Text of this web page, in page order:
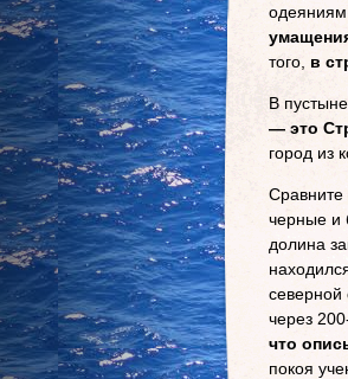
одеяниям
того, в
В
— это
город из
Сравните
черные и
долина
северной
через
что
покоя